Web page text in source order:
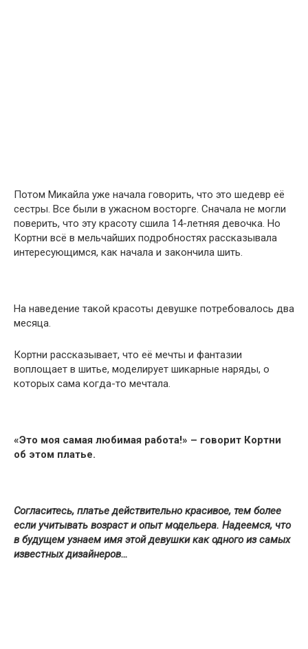
Потом Микайла уже начала говорить, что это шедевр её
сестры. Все были в ужасном восторге. Сначала не могли
поверить, что эту красоту сшила 14-летняя девочка. Но
Кортни всё в мельчайших подробностях рассказывала
интересующимся, как начала и закончила шить.
На наведение такой красоты девушке потребовалось два
месяца.
Кортни рассказывает, что её мечты и фантазии
воплощает в шитье, моделирует шикарные наряды, о
которых сама когда-то мечтала.
«Это моя самая любимая работа!» – говорит Кортни
об этом платье.
Согласитесь, платье действительно красивое, тем более
если учитывать возраст и опыт модельера. Надеемся, что
в будущем узнаем имя этой девушки как одного из самых
известных дизайнеров…